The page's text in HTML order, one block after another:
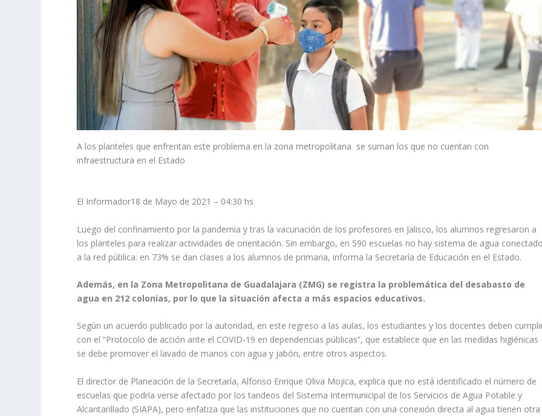
A los planteles que enfrentan este problema en la zona metropolitana se suman los que no cuentan con
infraestructura en el Estado
El Informador18 de Mayo de 2021 – 04:30 hs
Luego del confinamiento por la pandemia y tras la vacunación de los profesores en Jalisco, los alumnos regresaron a
los planteles para realizar actividades de orientación. Sin embargo, en 590 escuelas no hay sistema de agua
a la red pública: en 73% se dan clases a los alumnos de primaria, informa la Secretaría de Educación en el Estado.
Además, en la Zona Metropolitana de Guadalajara (ZMG) se registra la problemática del desabasto de
agua en 212 colonias, por lo que la situación afecta a más espacios educativos.
Según un acuerdo publicado por la autoridad, en este regreso a las aulas, los estudiantes y los docentes deben
con el “Protocolo de acción ante el COVID-19 en dependencias públicas”, que establece que en las medidas higiénicas
se debe promover el lavado de manos con agua y jabón, entre otros aspectos.
El director de Planeación de la Secretaría, Alfonso Enrique Oliva Mojica, explica que no está identificado el número de
escuelas que podría verse afectado por los tandeos del Sistema Intermunicipal de los Servicios de Agua Potable y
Alcantarillado (SIAPA), pero enfatiza que las instituciones que no cuentan con una conexión directa al agua tienen otra